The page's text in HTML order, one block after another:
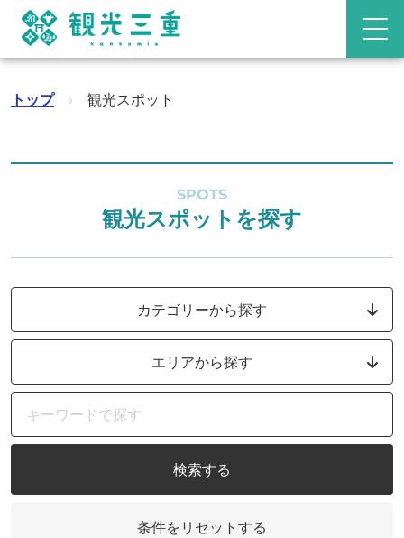
トップ › 観光スポット
SPOTS
観光スポットを探す
カテゴリーから探す
エリアから探す
検索する
条件をリセットする